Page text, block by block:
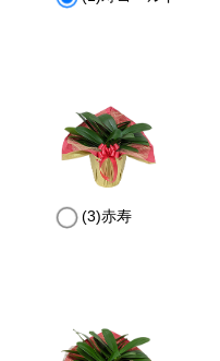
(3)赤寿